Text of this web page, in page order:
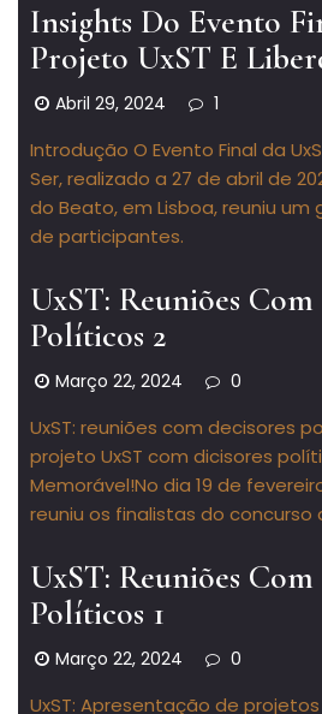
Insights Do Evento
Projeto UxST E
Abril 29, 2024 1
Introdução O Evento Final da
Ser, realizado a 27 de abril de
do Beato, em Lisboa, reuniu um
de participantes.
UxST: Reuniões Com
Políticos 2
Março 22, 2024 0
UxST: reuniões com decisores
projeto UxST com dicisores
Memorável!No dia 19 de
reuniu os finalistas do concurso
UxST: Reuniões Com
Políticos 1
Março 22, 2024 0
UxST: Apresentação de